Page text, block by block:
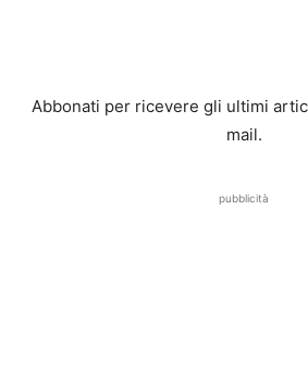
Abbonati per ricevere gli ultimi
mail.
pubblicità